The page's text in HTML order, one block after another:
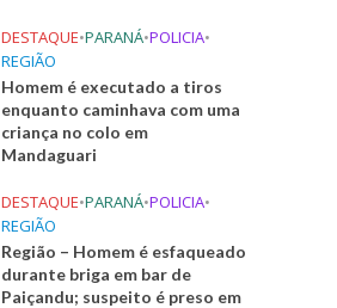
DESTAQUE•PARANÁ•POLICIA•
REGIÃO
Homem é executado a tiros
enquanto caminhava com uma
criança no colo em
Mandaguari
DESTAQUE•PARANÁ•POLICIA•
REGIÃO
Região – Homem é esfaqueado
durante briga em bar de
Paiçandu; suspeito é preso em